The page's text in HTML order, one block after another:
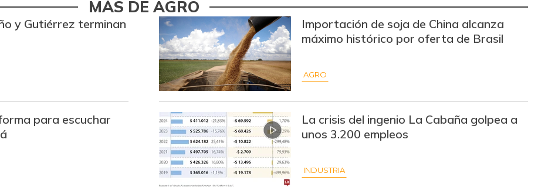
MÁS DE AGRO
y Gutiérrez terminan
Importación de soja de China alcanza
máximo histórico por oferta de Brasil
AGRO
para escuchar
La crisis del ingenio La Cabaña golpea a
unos 3.200 empleos
INDUSTRIA